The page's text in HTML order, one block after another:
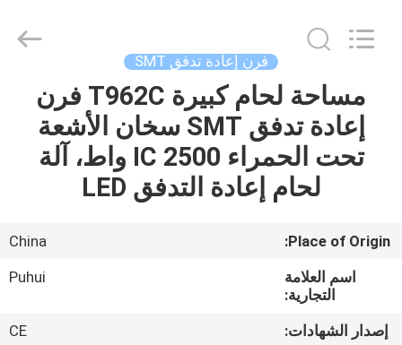
بيت
منتجات
الفيديو
معلومات
عنا
TECHNOLOGY
LIMITED.
فرن إعادة تدفق SMT
مساحة لحام كبيرة T962C فرن
إعادة تدفق SMT سخان الأشعة
تحت الحمراء IC 2500 واط، آلة
لحام إعادة التدفق LED
Place of Origin:
China
اسم العلامة
التجارية:
Puhui
إصدار الشهادات:
CE